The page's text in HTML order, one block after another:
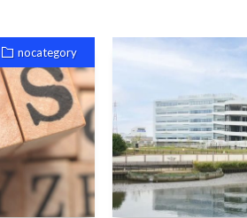
nocategory